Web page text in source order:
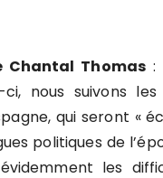
Chantal Thomas :
nous suivons
qui seront «
politiques de
les